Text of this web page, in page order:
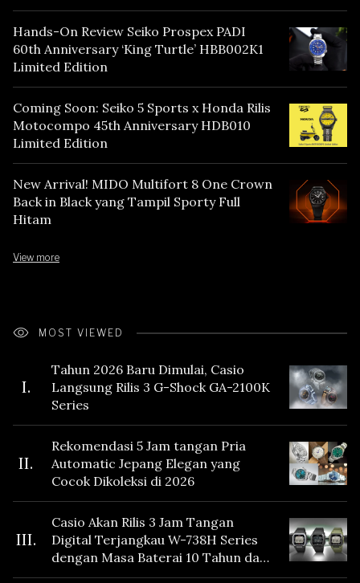
Hands-On Review Seiko Prospex PADI
60th Anniversary ‘King Turtle’ HBB002K1
Limited Edition
Coming Soon: Seiko 5 Sports x Honda Rilis
Motocompo 45th Anniversary HDB010
Limited Edition
New Arrival! MIDO Multifort 8 One Crown
Back in Black yang Tampil Sporty Full
Hitam
View more
MOST VIEWED
I.
Tahun 2026 Baru Dimulai, Casio
Langsung Rilis 3 G-Shock GA-2100K
Series
II.
Rekomendasi 5 Jam tangan Pria
Automatic Jepang Elegan yang
Cocok Dikoleksi di 2026
III.
Casio Akan Rilis 3 Jam Tangan
Digital Terjangkau W-738H Series
dengan Masa Baterai 10 Tahun dan
Fitur Vibration